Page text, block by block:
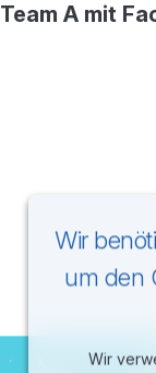
Team A mit
Wir
um den
Wir